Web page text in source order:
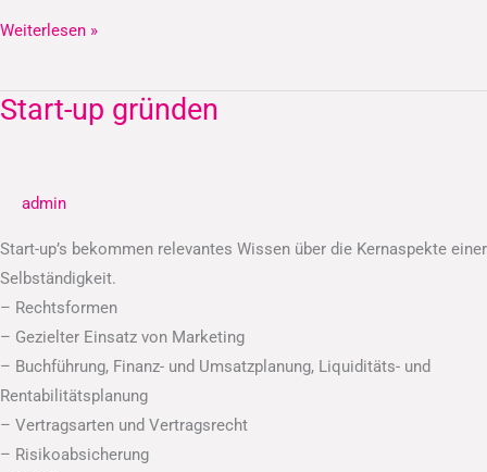
Weiterlesen »
Start-up gründen
admin
Start-up’s bekommen relevantes Wissen über die Kernaspekte einer
Selbständigkeit.
– Rechtsformen
– Gezielter Einsatz von Marketing
– Buchführung, Finanz- und Umsatzplanung, Liquiditäts- und
Rentabilitätsplanung
– Vertragsarten und Vertragsrecht
– Risikoabsicherung
Start-